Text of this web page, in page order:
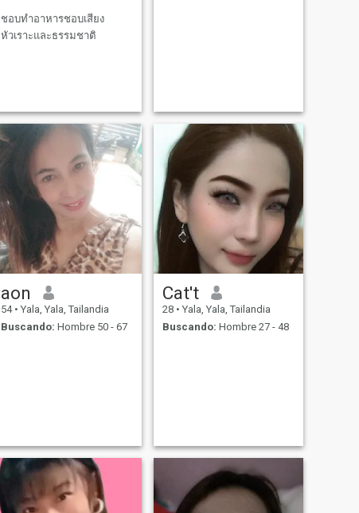
ชอบทําอาหารชอบเสียง
หัวเราะและธรรมชาติ
aon
54 • Yala, Yala, Tailandia
Buscando: Hombre 50 - 67
Cat't
28 • Yala, Yala, Tailandia
Buscando: Hombre 27 - 48